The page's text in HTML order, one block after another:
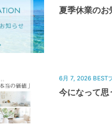
夏季休業のお
6月 7, 2026 BEST
今になって思